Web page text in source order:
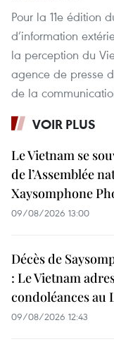
Pour la 11e édition
d’information
la perception du
agence de presse
de la
VOIR PLUS
Le Vietnam se
de l’Assemblée
Xaysomphone
09/08/2026 13:00
Décès de
: Le Vietnam
condoléances au
09/08/2026 12:43